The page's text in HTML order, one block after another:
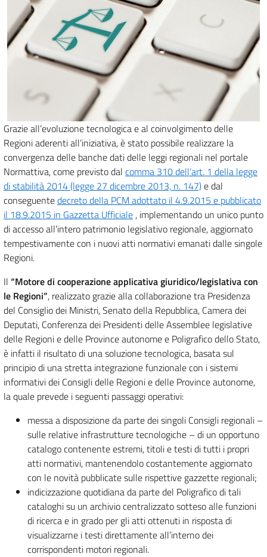
Grazie all’evoluzione tecnologica e al coinvolgimento delle
Regioni aderenti all’iniziativa, è stato possibile realizzare la
convergenza delle banche dati delle leggi regionali nel portale
Normattiva, come previsto dal comma 310 dell’art. 1 della legge
di stabilità 2014 (legge 27 dicembre 2013, n. 147)e dal
conseguentedecreto della PCM adottato il 4.9.2015 e pubblicato
il 18.9.2015 in Gazzetta Ufficiale , implementando un unico punto
di accesso all’intero patrimonio legislativo regionale, aggiornato
tempestivamente con i nuovi atti normativi emanati dalle singole
Regioni.
Il “Motore di cooperazione applicativa giuridico/legislativa con
le Regioni”, realizzato grazie alla collaborazione tra Presidenza
del Consiglio dei Ministri, Senato della Repubblica, Camera dei
Deputati, Conferenza dei Presidenti delle Assemblee legislative
delle Regioni e delle Province autonome e Poligrafico dello Stato,
è infatti il risultato di una soluzione tecnologica, basata sul
principio di una stretta integrazione funzionale con i sistemi
informativi dei Consigli delle Regioni e delle Province autonome,
la quale prevede i seguenti passaggi operativi:
messa a disposizione da parte dei singoli Consigli regionali –
sulle relative infrastrutture tecnologiche – di un opportuno
catalogo contenente estremi, titoli e testi di tutti i propri
atti normativi, mantenendolo costantemente aggiornato
con le novità pubblicate sulle rispettive gazzette regionali;
indicizzazione quotidiana da parte del Poligrafico di tali
cataloghi su un archivio centralizzato sotteso alle funzioni
di ricerca e in grado per gli atti ottenuti in risposta di
visualizzarne i testi direttamente all’interno dei
corrispondenti motori regionali.